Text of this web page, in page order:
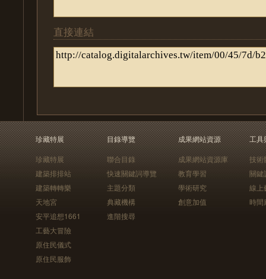
直接連結
珍藏特展
珍藏特展
建築排排站
建築轉轉樂
天地宮
安平追想1661
工藝大冒險
原住民儀式
原住民服飾
目錄導覽
聯合目錄
快速關鍵詞導覽
主題分類
典藏機構
進階搜尋
成果網站資源
成果網站資源庫
教育學習
學術研究
創意加值
工具
技術
關鍵
線上
時間